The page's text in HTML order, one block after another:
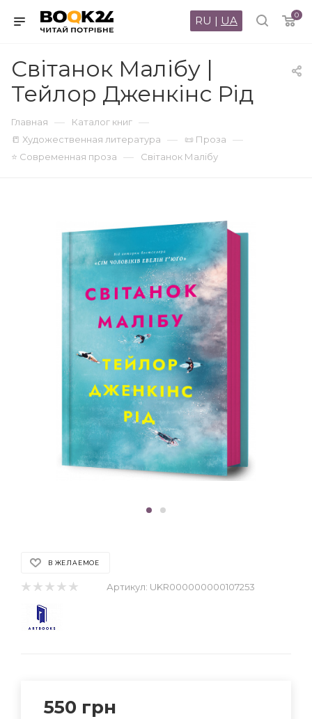
0
RU | UA
Світанок Малібу |
Тейлор Дженкінс Рід
Главная — Каталог книг —
📒 Художественная литература — 📜 Проза —
⭐ Современная проза — Світанок Малібу
В ЖЕЛАЕМОЕ
Артикул: UKR000000000107253
550 грн